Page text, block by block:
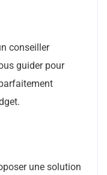
conseiller
guider pour
une solution